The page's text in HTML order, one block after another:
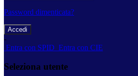
Password dimenticata?
-
Entra con SPID Entra con CIE
Seleziona utente